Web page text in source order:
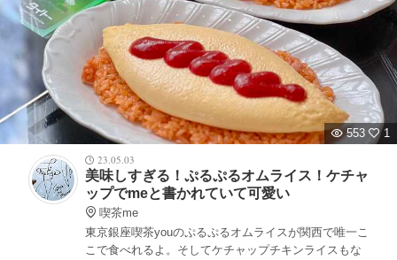
553
1
23.05.03
美味しすぎる！ぷるぷるオムライス！ケチャ
ップでmeと書かれていて可愛い
喫茶me
東京銀座喫茶youのぷるぷるオムライスが関西で唯一こ
こで食べれるよ。そしてケチャップチキンライスもな